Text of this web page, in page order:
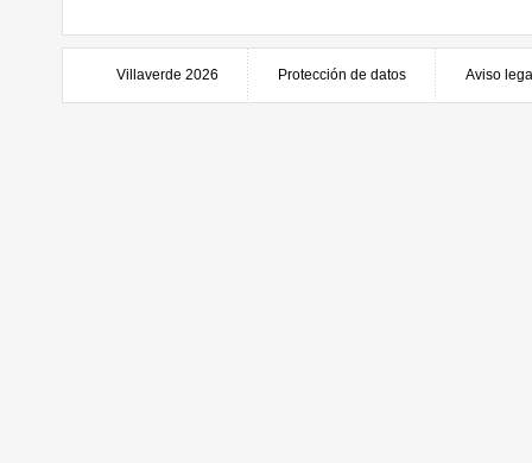
Villaverde 2026 Protección de datos Aviso